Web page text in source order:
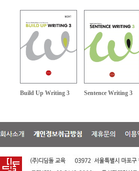
Build Up Writing 3 Sentence Writing 3